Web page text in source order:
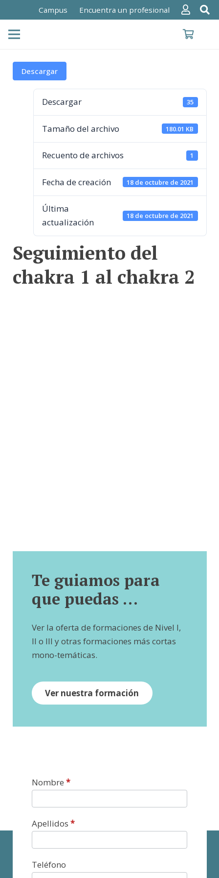
Campus Encuentra un profesional
Descargar
Descargar 35
Tamaño del archivo 180.01 KB
Recuento de archivos 1
Fecha de creación 18 de octubre de 2021
Última
actualización
18 de octubre de 2021
Seguimiento del
chakra 1 al chakra 2
Te guiamos para
que puedas …
Ver la oferta de formaciones de Nivel I,
II o III y otras formaciones más cortas
mono-temáticas.
Ver nuestra formación
Contacto
Nombre*
Apellidos*
Teléfono